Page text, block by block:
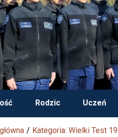
Rodzic Uczeń
Kategoria: Wielki Test